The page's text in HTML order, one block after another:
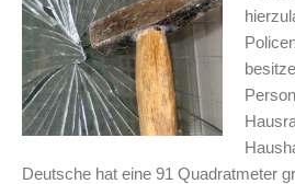
Deutsche hat eine 91 Quadratmeter